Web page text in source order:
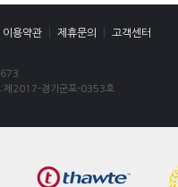
이용약관 제휴문의 고객센터
:제2017-경기군포-0353호